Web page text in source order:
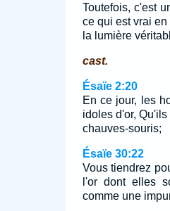
Toutefois, c'est
ce qui est vrai
la lumière
cast.
Ésaïe 2:20
En ce jour, les
idoles d'or,
chauves-souris;
Ésaïe 30:22
Vous tiendrez
l'or dont elles
comme une